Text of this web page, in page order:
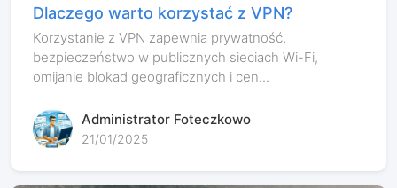
Dlaczego warto korzystać z VPN?
Korzystanie z VPN zapewnia prywatność,
bezpieczeństwo w publicznych sieciach Wi-Fi,
omijanie blokad geograficznych i cen...
Administrator Foteczkowo
21/01/2025